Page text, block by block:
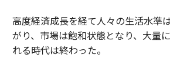
高度経済成長を経て人々の生活水準
がり、市場は飽和状態となり、大量
れる時代は終わった。